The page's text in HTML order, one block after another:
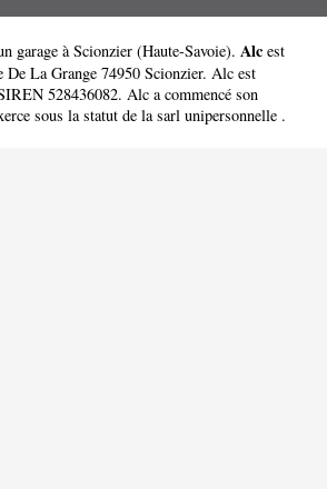
garage à Scionzier (Haute-Savoie). Alc est
La Grange 74950 Scionzier. Alc est
528436082. Alc a commencé son
sous la statut de la sarl unipersonnelle .